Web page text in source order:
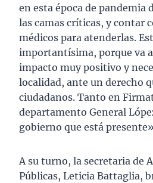
en esta época de
las camas críticas, y contar
médicos para atenderlas.
importantísima, porque va
impacto muy positivo y
localidad, ante un derecho
ciudadanos. Tanto en
departamento General
gobierno que está
A su turno, la secretaria de
Públicas, Leticia Battaglia,